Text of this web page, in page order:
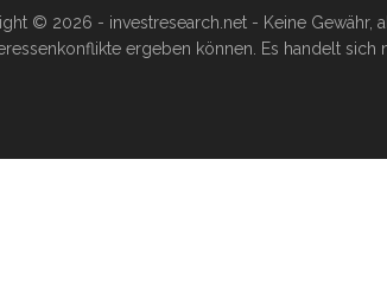
© 2026 - investresearch.net - Keine Gewähr,
ergeben können. Es handelt